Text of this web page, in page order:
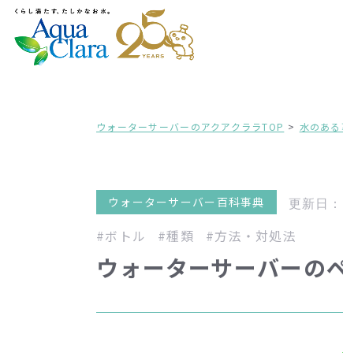
ウォーターサーバーのアクアクララTOP 水のある
ウォーターサーバー百科事典 更新日
#ボトル #種類 #方法・対処法
ウォーターサーバーの